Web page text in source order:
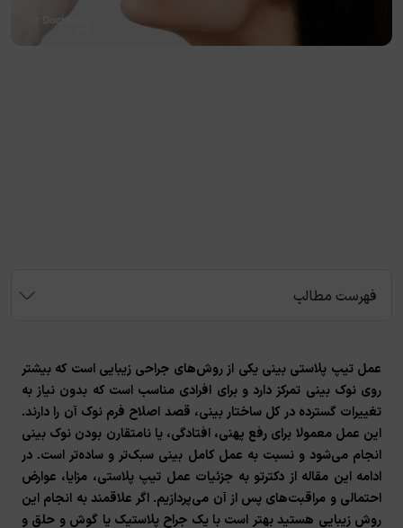
فهرست مطالب
عمل تیپ پلاستی بینی یکی از روش‌های جراحی زیبایی است که بیشتر
روی نوک بینی تمرکز دارد و برای افرادی مناسب است که بدون نیاز به
تغییرات گسترده در کل ساختار بینی، قصد اصلاح فرم نوک آن را دارند.
این عمل معمولا برای رفع پهنی، افتادگی، یا نامتقارن بودن نوک بینی
انجام می‌شود و نسبت به عمل کامل بینی سبک‌تر و ساده‌تر است. در
ادامه این مقاله از دکترتو به جزئیات عمل تیپ پلاستی، مزایا، عوارض
احتمالی و مراقبت‌های پس از آن می‌پردازیم. اگر علاقمند به انجام این
روش زیبایی هستید بهتر است با یک جراح پلاستیک یا گوش و حلق و